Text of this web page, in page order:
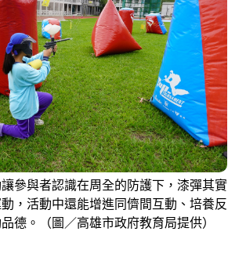
參與者認識在周全的防護下，漆彈其實
，活動中還能增進同儕間互動、培養反
德。（圖／高雄市政府教育局提供）